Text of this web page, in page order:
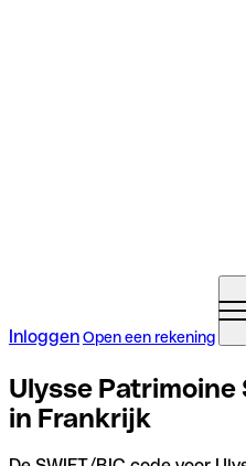
InloggenOpen een rekening
Ulysse Patrimoine
in Frankrijk